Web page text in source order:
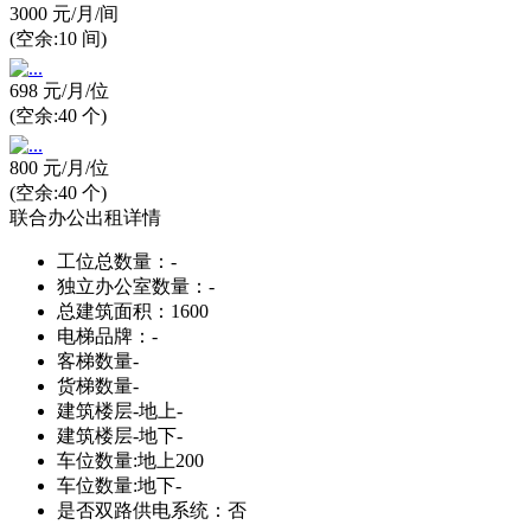
3000 元/月/间
(空余:10 间)
698 元/月/位
(空余:40 个)
800 元/月/位
(空余:40 个)
联合办公出租详情
工位总数量： -
独立办公室数量： -
总建筑面积： 1600
电梯品牌： -
客梯数量-
货梯数量-
建筑楼层-地上-
建筑楼层-地下-
车位数量:地上200
车位数量:地下-
是否双路供电系统： 否